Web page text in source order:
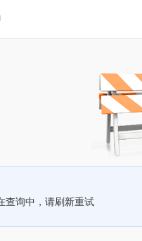
查询中，请刷新重试